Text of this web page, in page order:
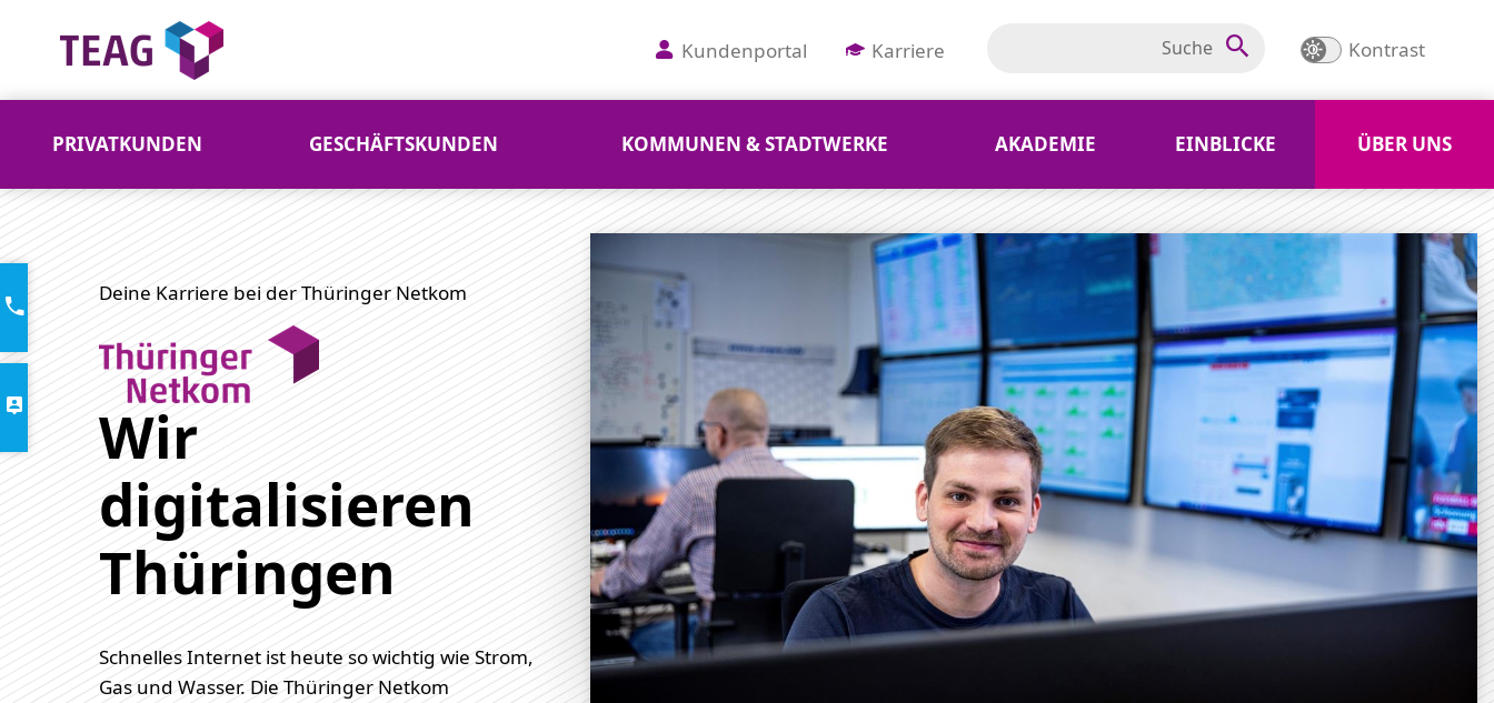
Kundenportal Karriere Kontrast
PRIVATKUNDEN GESCHÄFTSKUNDEN KOMMUNEN & STADTWERKE AKADEMIE EINBLICKE ÜBER UNS
Von Thüringen in die digitale Welt
Deine Karriere bei der Thüringer Netkom
Wir
digitalisieren
Thüringen
Schnelles Internet ist heute so wichtig wie Strom,
Gas und Wasser. Die Thüringer Netkom